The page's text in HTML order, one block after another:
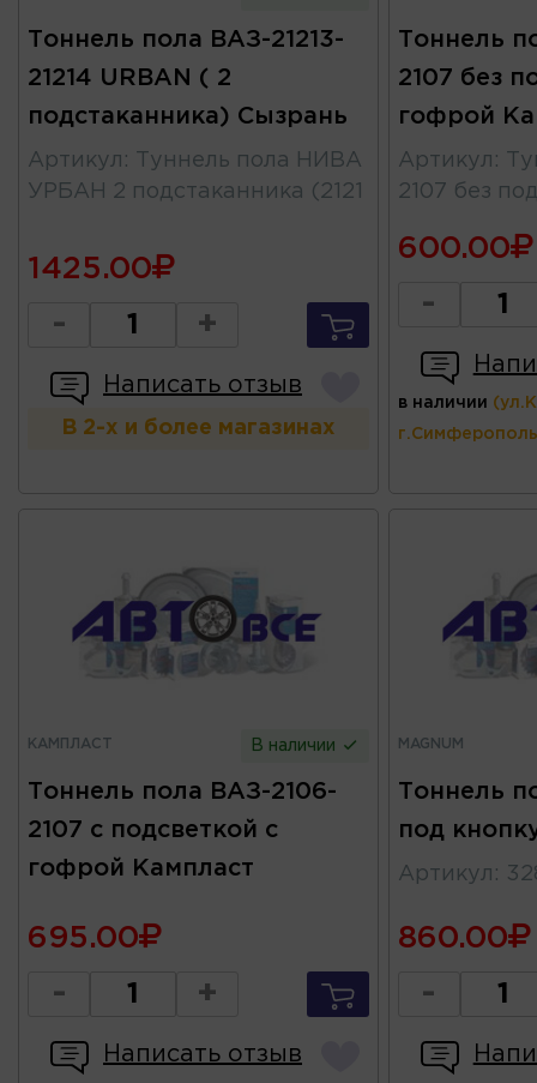
Тоннель пола ВАЗ-21213-
21214 URBAN ( 2
подстаканника) Сызрань
Артикул :
Туннель пола НИВА
УРБАН 2 подстаканника (2121
1425.00
- +
Написать отзыв
В 2-х и более магазинах
Тоннель
2107 без
гофрой
Артикул :
2107 без
600.00
-
в наличии
КАМПЛАСТ В наличии
Тоннель пола ВАЗ-2106-
2107 с подсветкой с
гофрой Кампласт
695.00
- +
Написать отзыв
MAGNUM
Тоннель
под
Артикул :
860.00
-